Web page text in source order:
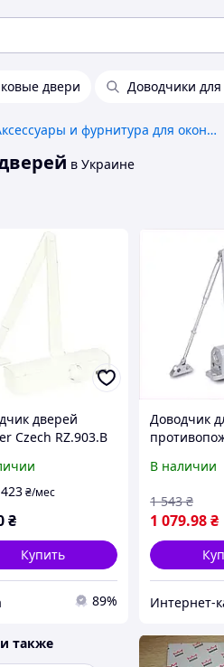
двери Доводчики
Аксессуары и фурнитура для окон и дверей
в Украине
дверей
Czech RZ.903.B
423₴/мес
₴
Купить
89%
Доводчик
899208PX3
В наличии
1 079.98₴
1 543 ₴
также